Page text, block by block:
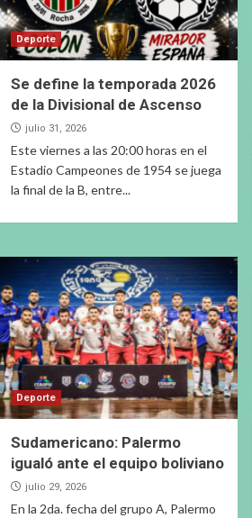
Deporte
Se define la temporada 2026
de la Divisional de Ascenso
julio 31, 2026
Este viernes a las 20:00 horas en el
Estadio Campeones de 1954 se juega
la final de la B, entre...
Deporte
Sudamericano: Palermo
igualó ante el equipo boliviano
julio 29, 2026
En la 2da. fecha del grupo A, Palermo